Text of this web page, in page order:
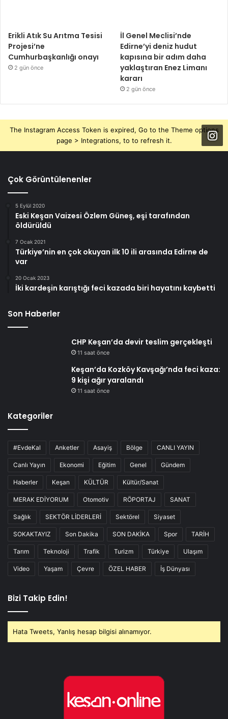
Erikli Atık Su Arıtma Tesisi
Projesi’ne
Cumhurbaşkanlığı onayı
2 gün önce
İl Genel Meclisi’nde
Edirne’yi deniz hudut
kapısına bir adım daha
yaklaştıran Enez Limanı
kararı
2 gün önce
The Instagram Access Token is expired, Go to the Theme options
page > Integrations, to to refresh it.
Çok Görüntülenenler
5 Eylül 2020
Eski Keşan Vaizesi Özlem Güneş, eşi tarafından
öldürüldü
7 Ocak 2021
Türkiye’nin en çok okuyan ilk 10 ili arasında Edirne de
var
20 Ocak 2023
İki kardeşin karıştığı feci kazada biri hayatını kaybetti
Son Haberler
CHP Keşan’da devir teslim gerçekleşti
11 saat önce
Keşan’da Kozköy Kavşağı’nda feci kaza:
9 kişi ağır yaralandı
11 saat önce
Kategoriler
#EvdeKal Anketler Asayiş Bölge CANLI YAYIN
Canlı Yayın Ekonomi Eğitim Genel Gündem
Haberler Keşan KÜLTÜR Kültür/Sanat
MERAK EDİYORUM Otomotiv RÖPORTAJ SANAT
Sağlık SEKTÖR LİDERLERİ Sektörel Siyaset
SOKAKTAYIZ Son Dakika SON DAKİKA Spor TARİH
Tarım Teknoloji Trafik Turizm Türkiye Ulaşım
Video Yaşam Çevre ÖZEL HABER İş Dünyası
Bizi Takip Edin!
Hata Tweets, Yanlış hesap bilgisi alınamıyor.